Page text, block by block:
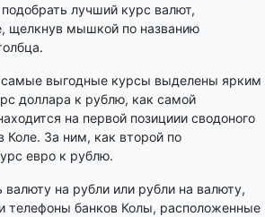
лучший курс валют,
щелкнув мышкой по названию
выгодные курсы выделены ярким
доллара к рублю, как самой
на первой позициии сводоного
Коле. За ним, как второй по
евро к рублю.
валюту на рубли или рубли на валюту,
телефоны банков Колы, расположенные